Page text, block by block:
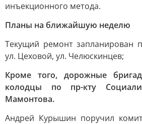
инъекционного метода.
Планы на ближайшую неделю
Текущий ремонт запланирован
ул. Цеховой, ул. Челюскинцев;
Кроме того, дорожные
колодцы по пр-кту
Мамонтова.
Андрей Курышин поручил